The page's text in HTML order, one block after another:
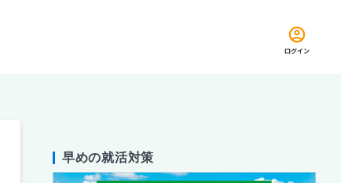
ログイン
早めの就活対策